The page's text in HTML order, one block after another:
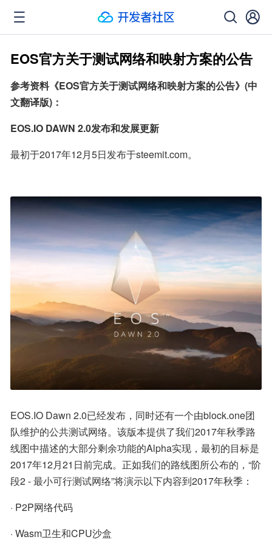
EOS官方关于测试网络和映射方案的公告
参考资料《EOS官方关于测试网络和映射方案的公告》(中
文翻译版)：
EOS.IO DAWN 2.0发布和发展更新
最初于2017年12月5日发布于steemit.com。
EOS.IO Dawn 2.0已经发布，同时还有一个由block.one团
队维护的公共测试网络。该版本提供了我们2017年秋季路
线图中描述的大部分剩余功能的Alpha实现，最初的目标是
2017年12月21日前完成。正如我们的路线图所公布的，“阶
段2 - 最小可行测试网络”将演示以下内容到2017年秋季：
· P2P网络代码
· Wasm卫生和CPU沙盒